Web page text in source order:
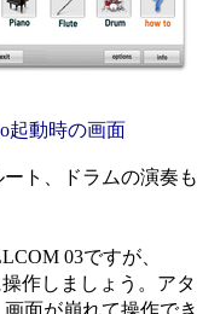
起動時の画面
ト、ドラムの演奏も
03ですが、
操作しましょう。アタ
面が崩れて操作でき